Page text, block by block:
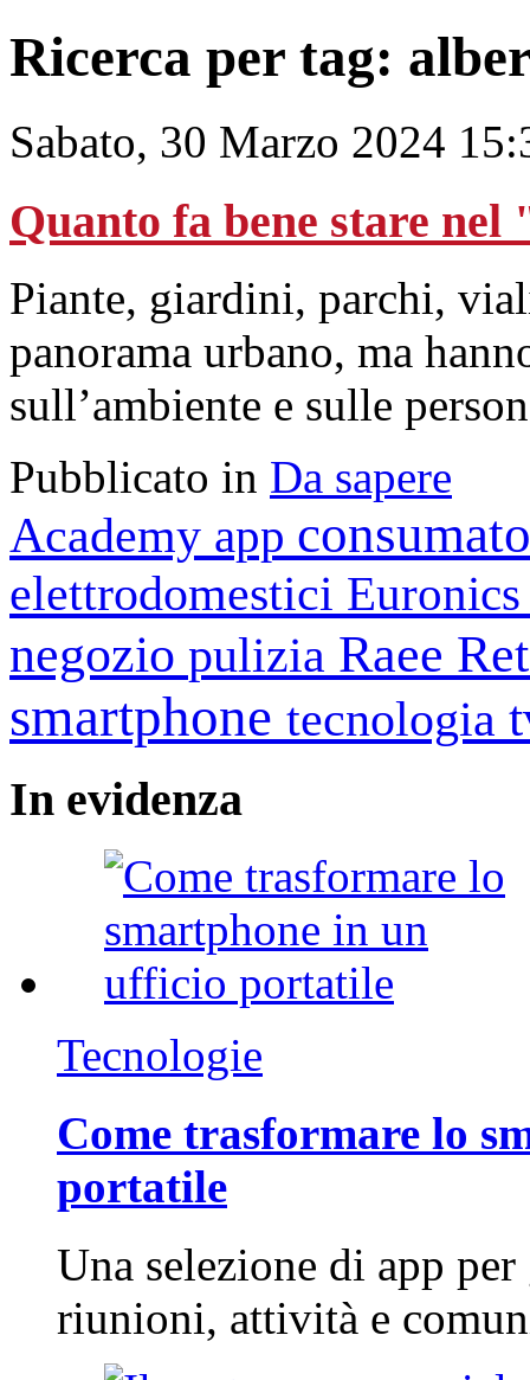
Ricerca per tag:
Sabato, 30 Marzo 2024
Quanto fa bene stare
Piante, giardini, parchi,
panorama urbano, ma
sull’ambiente e sulle
Pubblicato in Da sapere
Academy app
elettrodomestici
negozio pulizia Raee
smartphone tecnologia
In evidenza
Tecnologie
Come trasformare lo
portatile
Una selezione di app
riunioni, attività e